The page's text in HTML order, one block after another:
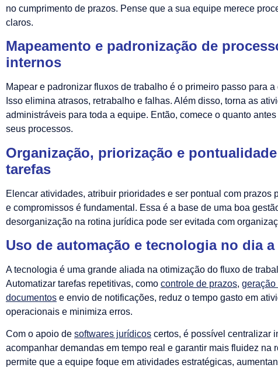
no cumprimento de prazos. Pense que a sua equipe merece
claros.
Mapeamento e padronização de
internos
Mapear e padronizar fluxos de trabalho é o primeiro passo para a
Isso elimina atrasos, retrabalho e falhas. Além disso, torna as
administráveis para toda a equipe. Então, comece o quanto
seus processos.
Organização, priorização e
tarefas
Elencar atividades, atribuir prioridades e ser pontual com prazos
e compromissos é fundamental. Essa é a base de uma boa
desorganização na rotina jurídica pode ser evitada com
Uso de automação e tecnologia no dia
A tecnologia é uma grande aliada na otimização do fluxo de
Automatizar tarefas repetitivas, como controle de prazos, geração
documentos e envio de notificações, reduz o tempo gasto em
operacionais e minimiza erros.
Com o apoio de softwares jurídicos certos, é possível centralizar
acompanhar demandas em tempo real e garantir mais fluidez na
permite que a equipe foque em atividades estratégicas,